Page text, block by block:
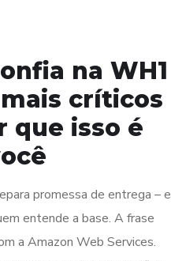
na WH1
críticos
que isso é
promessa de entrega – e
entende a base. A frase
a Amazon Web Services.